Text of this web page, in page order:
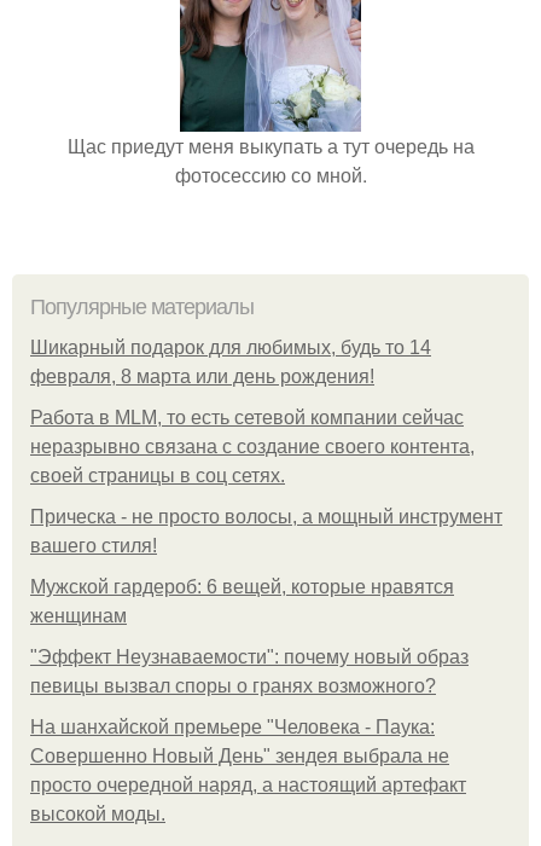
Щас приедут меня выкупать а тут очередь на
фотосессию со мной.
Популярные материалы
Шикарный подарок для любимых, будь то 14
февраля, 8 марта или день рождения!
Работа в MLM, то есть сетевой компании сейчас
неразрывно связана с создание своего контента,
своей страницы в соц сетях.
Прическа - не просто волосы, а мощный инструмент
вашего стиля!
Мужской гардероб: 6 вещей, которые нравятся
женщинам
"Эффект Неузнаваемости": почему новый образ
певицы вызвал споры о гранях возможного?
На шанхайской премьере "Человека - Паука:
Совершенно Новый День" зендея выбрала не
просто очередной наряд, а настоящий артефакт
высокой моды.